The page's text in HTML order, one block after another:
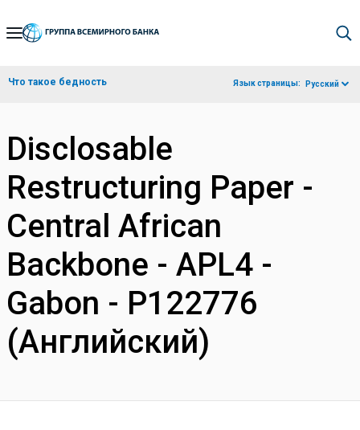
Skip
Navigation
Что такое бедность Язык страницы: Русский
Disclosable
Restructuring Paper -
Central African
Backbone - APL4 -
Gabon - P122776
(Английский)